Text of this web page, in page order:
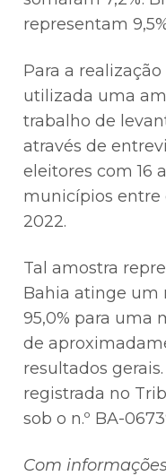
representam
Para a
utilizada uma
trabalho de
através de
eleitores com 16
municípios entre
2022.
Tal amostra
Bahia atinge um
95,0% para uma
de
resultados
registrada no
sob o n.º BA-
Com